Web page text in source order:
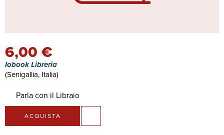
6,00 €
Iobook Libreria
(Senigallia, Italia)
Parla con il Libraio
ACQUISTA